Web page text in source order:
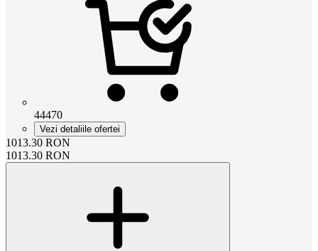
44470
Vezi detaliile ofertei
1013.30 RON
1013.30 RON